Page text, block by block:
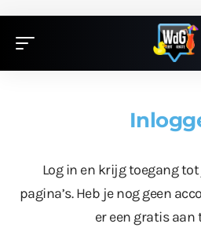
Log in en krijg toegang
pagina’s. Heb je nog geen
er een gratis aan